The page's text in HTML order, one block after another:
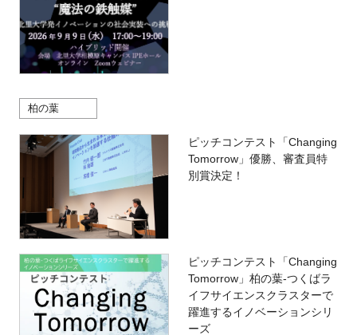
柏の葉
ピッチコンテスト「Changing
Tomorrow」優勝、審査員特
別賞決定！
ピッチコンテスト「Changing
Tomorrow」柏の葉-つくばラ
イフサイエンスクラスターで
躍進するイノベーションシリ
ーズ